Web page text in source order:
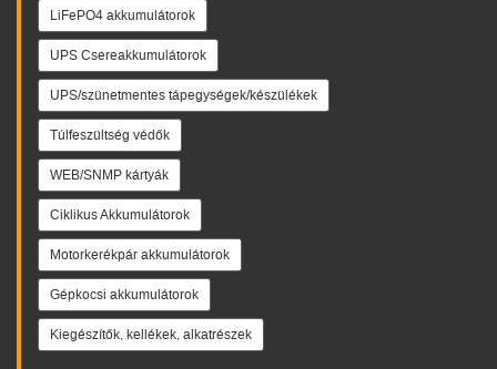
LiFePO4 akkumulátorok
UPS Csereakkumulátorok
UPS/szünetmentes tápegységek/készülékek
Túlfeszültség védők
WEB/SNMP kártyák
Ciklikus Akkumulátorok
Motorkerékpár akkumulátorok
Gépkocsi akkumulátorok
Kiegészítők, kellékek, alkatrészek